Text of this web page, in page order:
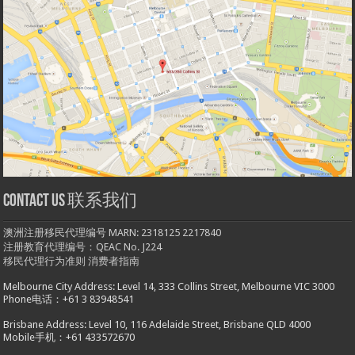
Contact us 联系我们
澳洲注册移民代理编号 MARN: 2318125 2217840
注册教育代理编号：QEAC No. J224
移民代理行为准则 消费者指南
Melbourne City Address: Level 14, 333 Collins Street, Melbourne VIC 3000
Phone电话：+61 3 83948541
Brisbane Address: Level 10, 116 Adelaide Street, Brisbane QLD 4000
Mobile手机：+61 433572670